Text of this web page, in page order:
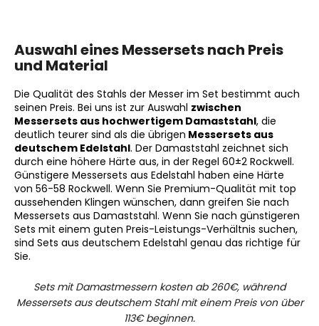
Auswahl eines Messersets nach Preis
und Material
Die Qualität des Stahls der Messer im Set bestimmt auch
seinen Preis. Bei uns ist zur Auswahl zwischen
Messersets aus hochwertigem Damaststahl, die
deutlich teurer sind als die übrigen Messersets aus
deutschem Edelstahl. Der Damaststahl zeichnet sich
durch eine höhere Härte aus, in der Regel 60±2 Rockwell.
Günstigere Messersets aus Edelstahl haben eine Härte
von 56-58 Rockwell. Wenn Sie Premium-Qualität mit top
aussehenden Klingen wünschen, dann greifen Sie nach
Messersets aus Damaststahl. Wenn Sie nach günstigeren
Sets mit einem guten Preis-Leistungs-Verhältnis suchen,
sind Sets aus deutschem Edelstahl genau das richtige für
Sie.
Sets mit Damastmessern kosten ab 260€, während
Messersets aus deutschem Stahl mit einem Preis von über
113€ beginnen.